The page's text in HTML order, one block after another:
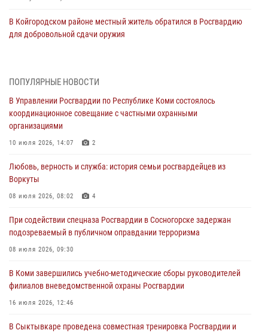
В Койгородском районе местный житель обратился в Росгвардию
для добровольной сдачи оружия
Росгвардии по Республике Коми лично проверил ДОЛ «Орленок»
31 июля 2026, 06:57 8
В Усинске росгвардейцы оперативно отработали план «Квартал»
30 июля 2026, 13:53
В Санкт-Петербурге прошел окружной этап ежегодного
Всероссийского конкурса профессионального мастерства среди
сотрудников вневедомственной охраны Росгвардии
В Сыктывкаре росгвардейцы приняли участие в молебне в рамках
Дня Крещения Руси и Дня святого равноапостольного князя
28 июля 2026, 13:32 8
В Коми за неделю росгвардейцами выявлено более 10
деятельности
ПОПУЛЯРНЫЕ НОВОСТИ
В Управлении Росгвардии по Республике Коми состоялось
координационное совещание с частными охранными
организациями
10 июля 2026, 14:07 2
Любовь, верность и служба: история семьи росгвардейцев из
Воркуты
08 июля 2026, 08:02 4
При содействии спецназа Росгвардии в Сосногорске задержан
подозреваемый в публичном оправдании терроризма
08 июля 2026, 09:30
В Коми завершились учебно-методические сборы руководителей
филиалов вневедомственной охраны Росгвардии
16 июля 2026, 12:46
В Сыктывкаре проведена совместная тренировка Росгвардии и